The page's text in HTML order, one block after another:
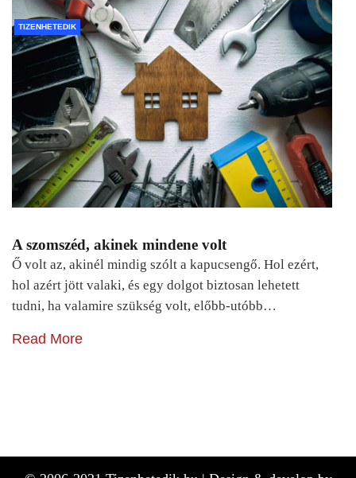
TIZENHETEDIK
A szomszéd, akinek mindene volt
Ő volt az, akinél mindig szólt a kapucsengő. Hol ezért,
hol azért jött valaki, és egy dolgot biztosan lehetett
tudni, ha valamire szükség volt, előbb-utóbb…
Read More